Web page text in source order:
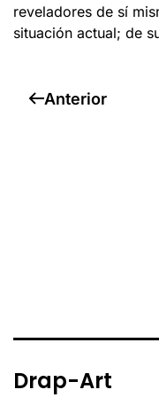
reveladores de sí
situación actual; de
Anterior
Drap-Art